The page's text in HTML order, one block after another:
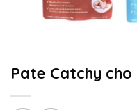
Pate Catchy